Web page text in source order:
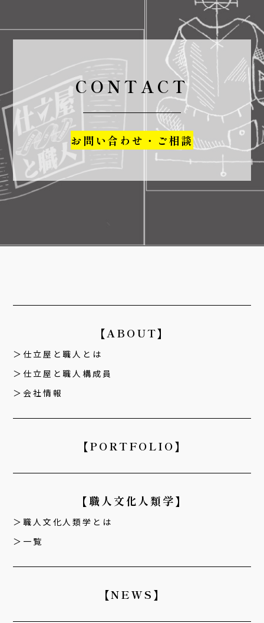
CONTACT
お問い合わせ・ご相談
【ABOUT】
仕立屋と職人とは
仕立屋と職人構成員
会社情報
【PORTFOLIO】
【職人文化人類学】
職人文化人類学とは
一覧
【NEWS】